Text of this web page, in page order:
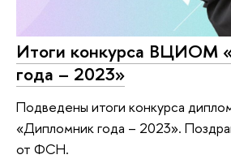
Итоги конкурса ВЦИОМ
года – 2023»
Подведены итоги конкурса
«Дипломник года – 2023».
от ФСН.